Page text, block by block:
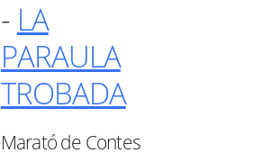
- LA
PARAULA
TROBADA
Marató de Contes